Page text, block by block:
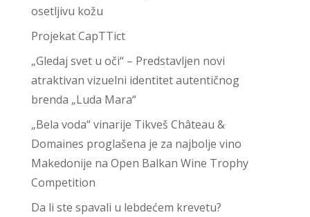
osetljivu kožu
Projekat CapTTict
„Gledaj svet u oči“ – Predstavljen novi
atraktivan vizuelni identitet autentičnog
brenda „Luda Mara“
„Bela voda“ vinarije Tikveš Château &
Domaines proglašena je za najbolje vino
Makedonije na Open Balkan Wine Trophy
Competition
Da li ste spavali u lebdećem krevetu?